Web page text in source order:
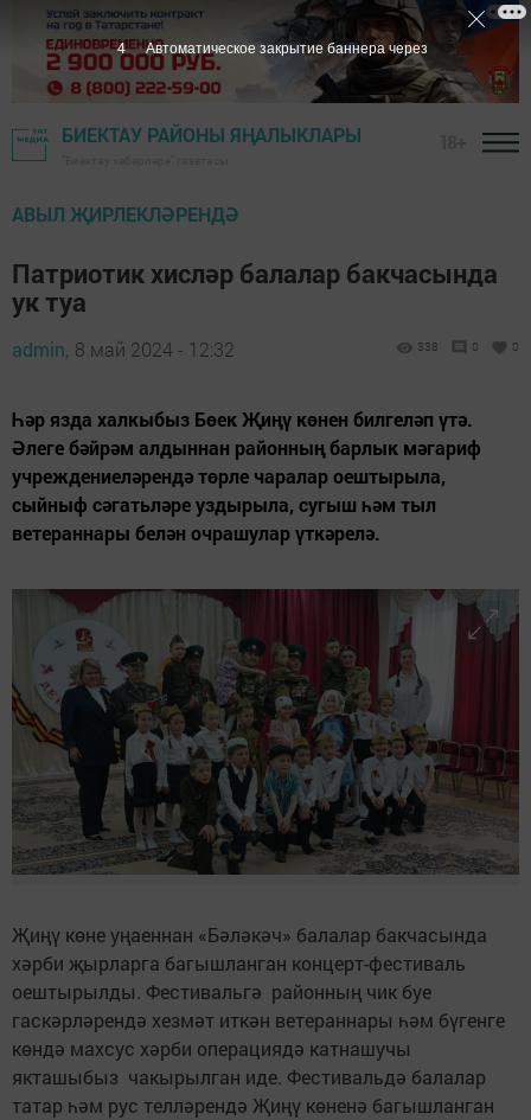
БИЕКТАУ РАЙОНЫ ЯҢАЛЫКЛАРЫ
АВЫЛ ҖИРЛЕКЛӘРЕНДӘ
Патриотик хисләр балалар бакчасында
ук туа
admin, 8 май 2024 - 12:32 338 0 0
Һәр язда халкыбыз Бөек Җиңү көнен билгеләп үтә.
Әлеге бәйрәм алдыннан районның барлык мәгариф
учреждениеләрендә төрле чаралар оештырыла,
сыйныф сәгатьләре уздырыла, сугыш һәм тыл
ветераннары белән очрашулар үткәрелә.
Җиңү көне уңаеннан «Бәләкәч» балалар бакчасында
хәрби җырларга багышланган концерт-фестиваль
оештырылды. Фестивальгә районның чик буе
гаскәрләрендә хезмәт иткән ветераннары һәм бүгенге
көндә махсус хәрби операциядә катнашучы
якташыбыз чакырылган иде. Фестивальдә балалар
татар һәм рус телләрендә Җиңү көненә багышланган
2 Автоматическое закрытие баннера через